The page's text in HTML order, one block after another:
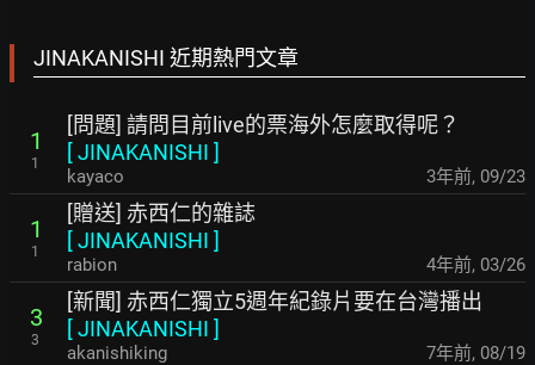
JINAKANISHI 近期熱門文章
1
1
[問題] 請問目前live的票海外怎麼取得呢？
[JINAKANISHI ]
kayaco 3年前, 09/23
1
1
[贈送] 赤西仁的雜誌
[JINAKANISHI ]
rabion 4年前, 03/26
3
3
[新聞] 赤西仁獨立5週年紀錄片要在台灣播出
[JINAKANISHI ]
akanishiking 7年前, 08/19